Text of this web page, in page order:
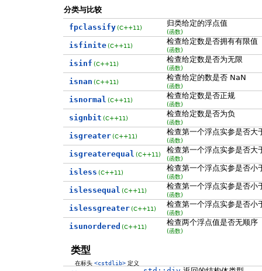
分类与比较
fpclassify (C++11) 归类给定的浮点值
(函数)
isfinite (C++11) 检查给定数是否拥有有限值
(函数)
isinf (C++11) 检查给定数是否为无限
(函数)
isnan (C++11) 检查给定的数是否 NaN
(函数)
isnormal (C++11) 检查给定数是否正规
(函数)
signbit (C++11) 检查给定数是否为负
(函数)
isgreater (C++11) 检查第一个浮点实参是否大
(函数)
isgreaterequal (C++11) 检查第一个浮点实参是否大
(函数)
isless (C++11) 检查第一个浮点实参是否小
(函数)
islessequal (C++11) 检查第一个浮点实参是否小
(函数)
islessgreater (C++11) 检查第一个浮点实参是否小
(函数)
isunordered (C++11) 检查两个浮点值是否无顺序
(函数)
类型
在标头<cstdlib> 定义